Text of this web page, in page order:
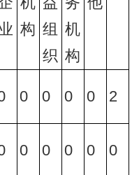
构 组
织
机
构
0 0 0 0 2
0 0 0 0 0